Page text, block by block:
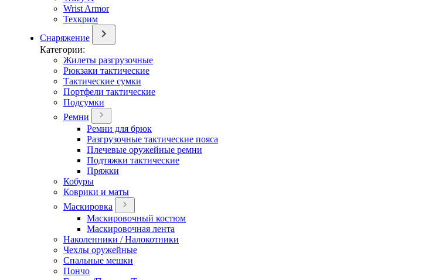
Wrist Armor
Техкрим
Снаряжение
Категории:
Жилеты разгрузочные
Рюкзаки тактические
Тактические сумки
Портфели тактические
Подсумки
Ремни
Ремни для брюк
Разгрузочные тактические пояса
Плечевые оружейные ремни
Подтяжки тактические
Пряжки
Кобуры
Коврики и маты
Маскировка
Маскировочный костюм
Маскировочная лента
Наколенники / Налокотники
Чехлы оружейные
Спальные мешки
Пончо